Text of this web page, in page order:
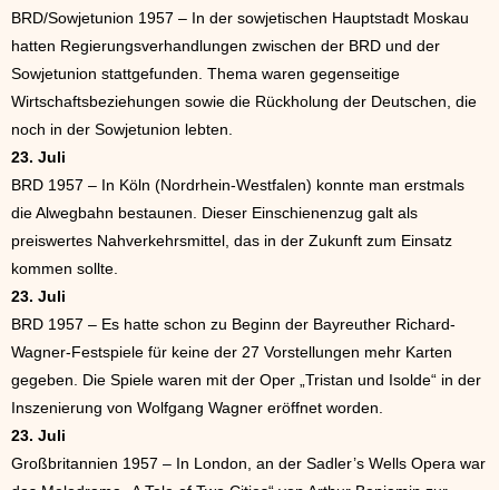
BRD/Sowjetunion 1957 – In der sowjetischen Hauptstadt Moskau
hatten Regierungsverhandlungen zwischen der BRD und der
Sowjetunion stattgefunden. Thema waren gegenseitige
Wirtschaftsbeziehungen sowie die Rückholung der Deutschen, die
noch in der Sowjetunion lebten.
23. Juli
BRD 1957 – In Köln (Nordrhein-Westfalen) konnte man erstmals
die Alwegbahn bestaunen. Dieser Einschienenzug galt als
preiswertes Nahverkehrsmittel, das in der Zukunft zum Einsatz
kommen sollte.
23. Juli
BRD 1957 – Es hatte schon zu Beginn der Bayreuther Richard-
Wagner-Festspiele für keine der 27 Vorstellungen mehr Karten
gegeben. Die Spiele waren mit der Oper „Tristan und Isolde“ in der
Inszenierung von Wolfgang Wagner eröffnet worden.
23. Juli
Großbritannien 1957 – In London, an der Sadler’s Wells Opera war